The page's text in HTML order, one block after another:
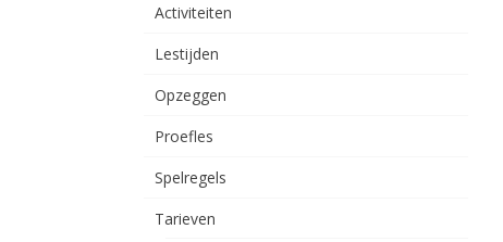
Activiteiten
Lestijden
Opzeggen
Proefles
Spelregels
Tarieven